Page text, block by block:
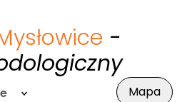
-
Mapa